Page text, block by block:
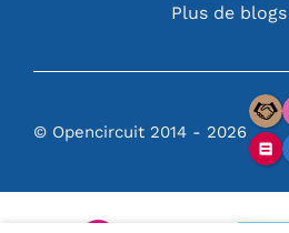
Plus de blogs
© Opencircuit 2014 - 2026